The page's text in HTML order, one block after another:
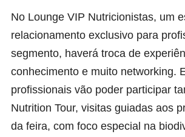
No Lounge VIP Nutricionistas, um
relacionamento exclusivo para
segmento, haverá troca de
conhecimento e muito networking.
profissionais vão poder participar
Nutrition Tour, visitas guiadas aos
da feira, com foco especial na